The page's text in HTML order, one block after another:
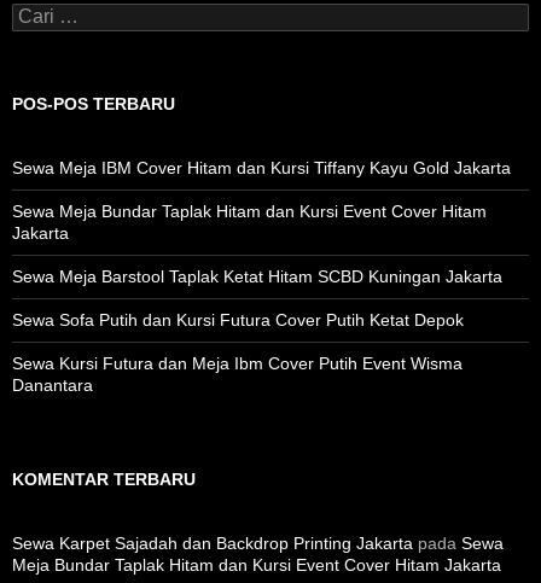
C
a
u
u
k
:
POS-POS TERBARU
Sewa Meja IBM Cover Hitam dan Kursi Tiffany Kayu Gold Jakarta
Sewa Meja Bundar Taplak Hitam dan Kursi Event Cover Hitam
Jakarta
Sewa Meja Barstool Taplak Ketat Hitam SCBD Kuningan Jakarta
Sewa Sofa Putih dan Kursi Futura Cover Putih Ketat Depok
Sewa Kursi Futura dan Meja Ibm Cover Putih Event Wisma
Danantara
KOMENTAR TERBARU
Sewa Karpet Sajadah dan Backdrop Printing Jakarta pada Sewa
Meja Bundar Taplak Hitam dan Kursi Event Cover Hitam Jakarta